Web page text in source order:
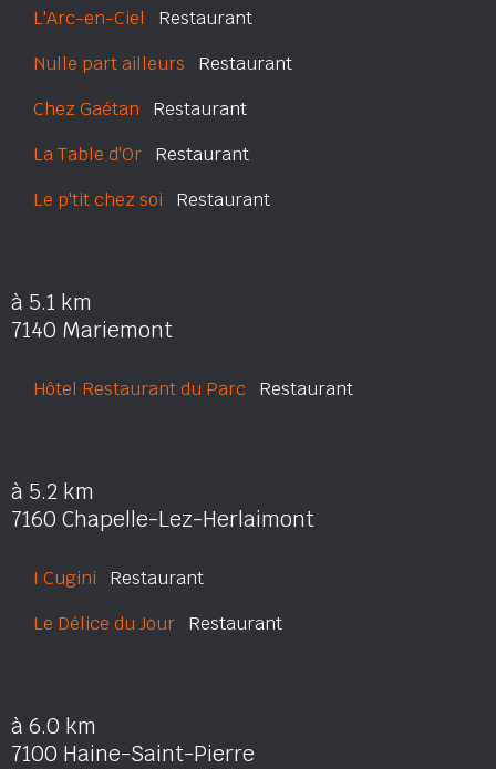
L'Arc-en-Ciel Restaurant
Nulle part ailleurs Restaurant
Chez Gaétan Restaurant
La Table d'Or Restaurant
Le p'tit chez soi Restaurant
à 5.1 km
7140 Mariemont
Hôtel Restaurant du Parc Restaurant
à 5.2 km
7160 Chapelle-Lez-Herlaimont
I Cugini Restaurant
Le Délice du Jour Restaurant
à 6.0 km
7100 Haine-Saint-Pierre